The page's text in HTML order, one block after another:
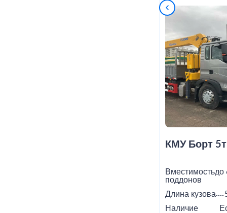
КМУ Борт 5т
Вместимость
поддонов
до
Длина кузова
Наличие